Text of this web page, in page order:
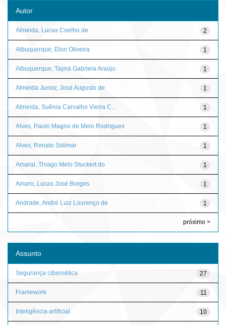
Autor
2
Almeida, Lucas Coelho de
1
Albuquerque, Elon Oliveira
1
Albuquerque, Tayná Gabriela Araújo
1
Almeida Junior, José Augusto de
1
Almeida, Suênia Carvalho Vieira C...
1
Alves, Paulo Magno de Melo Rodrigues
1
Alves, Renato Solimar
1
Amaral, Thiago Melo Stuckert do
1
Amaro, Lucas José Borges
1
Andrade, André Luiz Lourenço de
próximo >
Assunto
27
Segurança cibernética
11
Framework
10
Inteligência artificial